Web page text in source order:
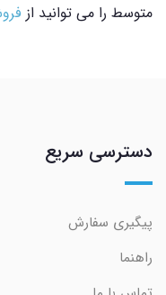
متوسط را می توانید از
دسترسی سریع
پیگیری سفارش
راهنما